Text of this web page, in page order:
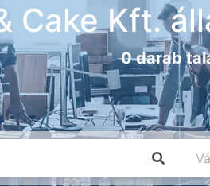
Cake Kft.
0 darab